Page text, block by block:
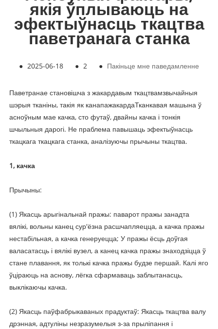
якія ўплываюць на
эфектыўнасць ткацтва
паветранага станка
● 2025-06-18 ● 2 ● Пакіньце мне паведамленне
Паветранае становішча з жакардавым ткацтвамзвычайныя
шэрыя тканіны, такія як канапажакардаТканкавая машына ў
асноўным мае качка, сто футаў, двайны качка і тонкія
шчыльныя дарогі. Не праблема павышаць эфектыўнасць
ткацкага ткацкага станка, аналізуючы прычыны ткацтва.
1, качка
Прычыны:
(1) Якасць арыгінальнай пражы: паварот пражы занадта
вялікі, вольны канец сур'ёзна расшчапляецца, а качка пражы
нестабільная, а качка генеруецца; У пражы ёсць доўгая
валасатасць і вялікі вузел, а канец качка пражы знаходзіцца ў
стане плавання, як толькі качка пражы будзе першай. Калі яго
ўціраюць на аснову, лёгка сфармаваць заблытанасць,
выклікаючы качка.
(2) Якасць паўфабрыкаваных прадуктаў: ​​Якасць ткацтва валу
дрэнная, адтуліны незразумелыя з-за прыліпання і